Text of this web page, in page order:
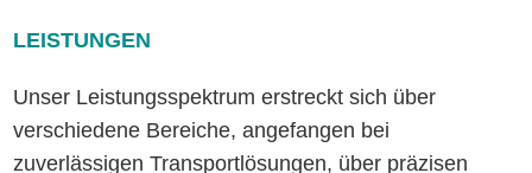
LEISTUNGEN
Unser Leistungsspektrum erstreckt sich über
verschiedene Bereiche, angefangen bei
zuverlässigen Transportlösungen, über präzisen